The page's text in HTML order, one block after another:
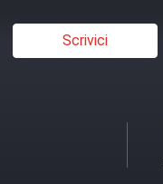
Scrivici